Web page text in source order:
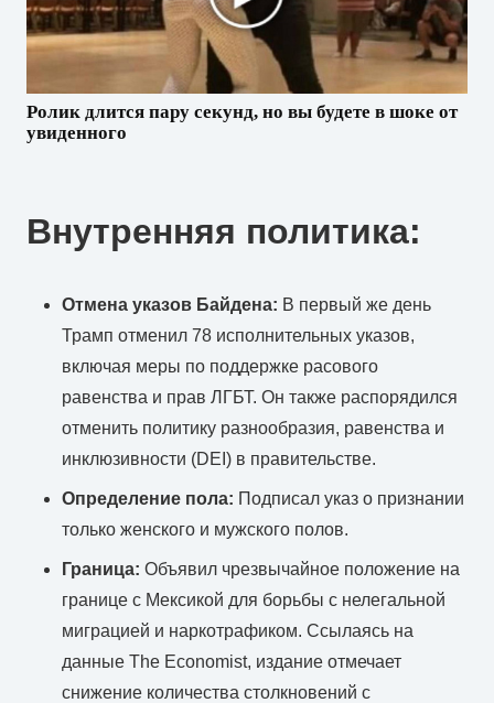
Ролик длится пару секунд, но вы будете в шоке от
увиденного
Внутренняя политика:
Отмена указов Байдена: В первый же день
Трамп отменил 78 исполнительных указов,
включая меры по поддержке расового
равенства и прав ЛГБТ. Он также распорядился
отменить политику разнообразия, равенства и
инклюзивности (DEI) в правительстве.
Определение пола: Подписал указ о признании
только женского и мужского полов.
Граница: Объявил чрезвычайное положение на
границе с Мексикой для борьбы с нелегальной
миграцией и наркотрафиком. Ссылаясь на
данные The Economist, издание отмечает
снижение количества столкновений с